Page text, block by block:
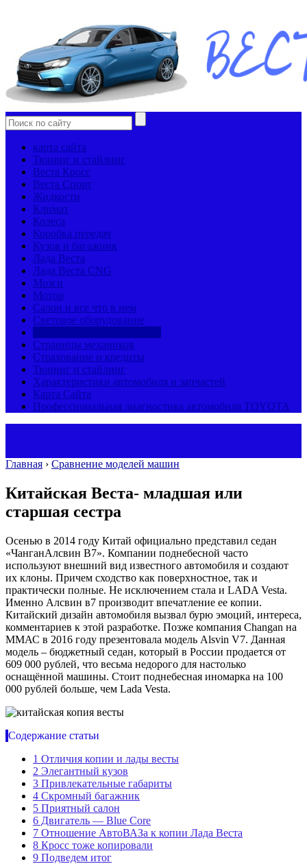
карта сайта
Тюнинг и стайлинг
Веста Кросс
Веста Спорт
Жидкости
Климат
Колеса
Коробка передач
Кузов и багажник
Лада Веста
Лада Веста CNG
Мозги
Мотор
Салон и все что в нем
Световое оборудование
Страницы механиков
Страхование и кредиты
Тюнинг и стайлинг
Характеристики автомобиля и запчастей
Карта Сайта
Профессиональная диагностика автомобиля TOYOTA
Главная › Сравнение моделей машин
Китайская Веста- младшая или
старшая сестра
Осенью в 2014 году Китай официально представил седан
«ЧанганАлсвин В7». Компании поднебесной часто
используют внешний вид известного автомобиля и создают
их клоны. Причем сходство как поверхностное, так и
практически полные. Не исключением стала и LADA Vesta.
Именно Алсвин в7 производит впечатление ее копии.
Китайский дизайн автомобиля вызвал бурю эмоций, интереса,
комментариев к этой разработке. Позже компания Changan на
ММАС в 2016 году презентовала модель Alsvin V7. Данная
модель – бюджетный седан, который в России продается от
609 000 рублей, что весьма недорого для настолько
оснащённой машины. Стоит поднебесная иномарка на 100
000 рублей больше, чем Lada Vesta.
Содержание статьи
1 Отличия копии и лады весты
2 Элегантный кузов
3 Привлекательные габариты
4 Скромный багажник
5 Приятный салон
6 Двигатель — Blue Core
7 Отношение АвтоВАЗа к копии Лада Веста
8 Кросс тоже копировали
9 Подведем итог